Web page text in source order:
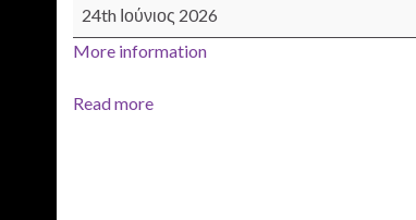
24th Ιούνιος 2026
More information
Read more